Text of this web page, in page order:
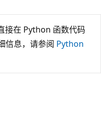
接在 Python 函数代码
信息，请参阅 Python